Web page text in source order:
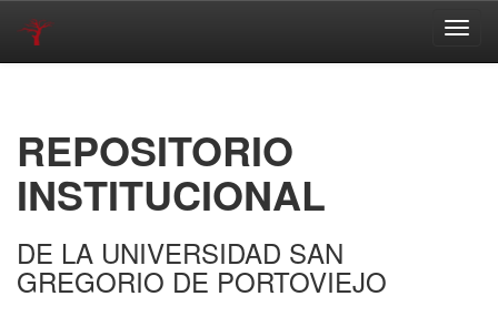
REPOSITORIO
INSTITUCIONAL
DE LA UNIVERSIDAD SAN
GREGORIO DE PORTOVIEJO